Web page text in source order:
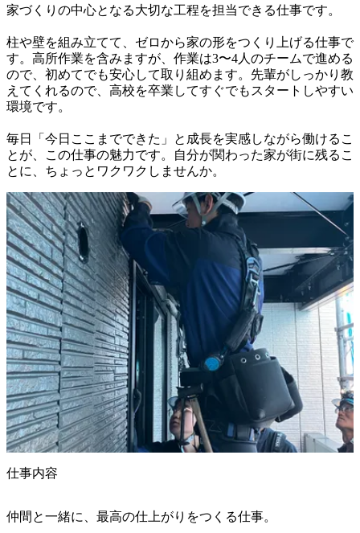
家づくりの中心となる大切な工程を担当できる仕事です。
柱や壁を組み立てて、ゼロから家の形をつくり上げる仕事で
す。高所作業を含みますが、作業は3〜4人のチームで進める
ので、初めてでも安心して取り組めます。先輩がしっかり教
えてくれるので、高校を卒業してすぐでもスタートしやすい
環境です。
毎日「今日ここまでできた」と成長を実感しながら働けるこ
とが、この仕事の魅力です。自分が関わった家が街に残るこ
仕事内容
仲間と一緒に、最高の仕上がりをつくる仕事。